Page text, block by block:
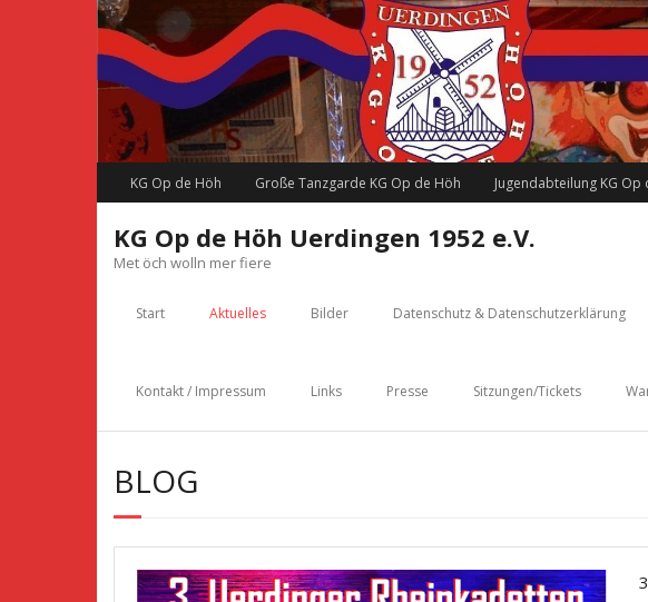
Skip
to
content
KG Op de Höh Große Tanzgarde KG Op de Höh Jugendabteilung KG Op
KG Op de Höh Uerdingen 1952 e.V.
Met öch wolln mer fiere
Start Aktuelles Bilder Datenschutz & Datenschutzerklärung
Kontakt / Impressum Links Presse Sitzungen/Tickets
BLOG